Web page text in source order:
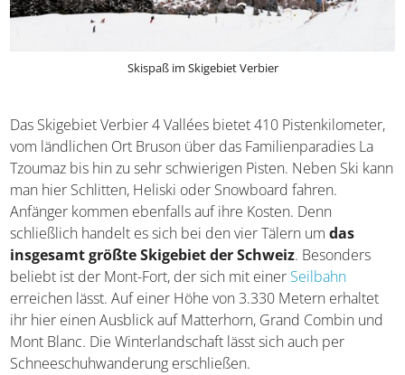
Skispaß im Skigebiet Verbier
Das Skigebiet Verbier 4 Vallées bietet 410 Pistenkilometer,
vom ländlichen Ort Bruson über das Familienparadies La
Tzoumaz bis hin zu sehr schwierigen Pisten. Neben Ski kann
man hier Schlitten, Heliski oder Snowboard fahren.
Anfänger kommen ebenfalls auf ihre Kosten. Denn
schließlich handelt es sich bei den vier Tälern umdas
insgesamt größte Skigebiet der Schweiz. Besonders
beliebt ist der Mont-Fort, der sich mit einer Seilbahn
erreichen lässt. Auf einer Höhe von 3.330 Metern erhaltet
ihr hier einen Ausblick auf Matterhorn, Grand Combin und
Mont Blanc. Die Winterlandschaft lässt sich auch per
Schneeschuhwanderung erschließen.